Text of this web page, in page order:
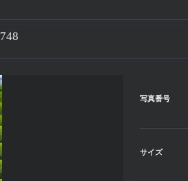
写真番号
サイズ